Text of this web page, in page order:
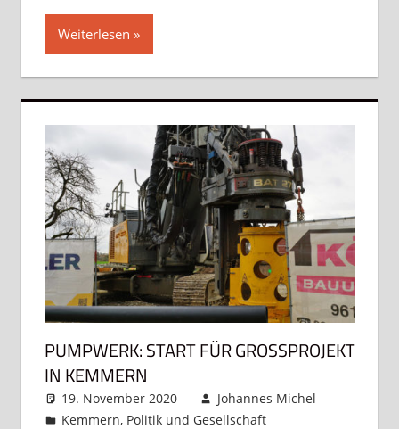
Weiterlesen
PUMPWERK: START FÜR GROSSPROJEKT I
N KEMMERN
19. November 2020
Johannes Michel
Kemmern, Politik und Gesellschaft